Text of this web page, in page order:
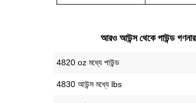
আরও আউন্স থেকে পাউন্ড গণনার
4820 oz মধ্যে পাউন্ড
4830 আউন্স মধ্যে lbs